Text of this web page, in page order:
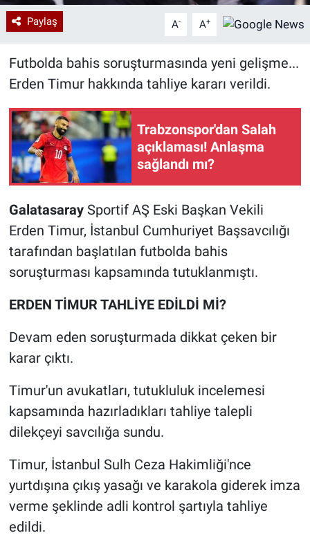
Paylaş A- A+
Futbolda bahis soruşturmasında yeni gelişme...
Erden Timur hakkında tahliye kararı verildi.
Trabzonspor'dan Salah
açıklaması! Anlaşma
sağlandı mı?
Galatasaray Sportif AŞ Eski Başkan Vekili
Erden Timur, İstanbul Cumhuriyet Başsavcılığı
tarafından başlatılan futbolda bahis
soruşturması kapsamında tutuklanmıştı.
ERDEN TİMUR TAHLİYE EDİLDİ Mİ?
Devam eden soruşturmada dikkat çeken bir
karar çıktı.
Timur'un avukatları, tutukluluk incelemesi
kapsamında hazırladıkları tahliye talepli
dilekçeyi savcılığa sundu.
Timur, İstanbul Sulh Ceza Hakimliği'nce
yurtdışına çıkış yasağı ve karakola giderek imza
verme şeklinde adli kontrol şartıyla tahliye
edildi.
Ramazan